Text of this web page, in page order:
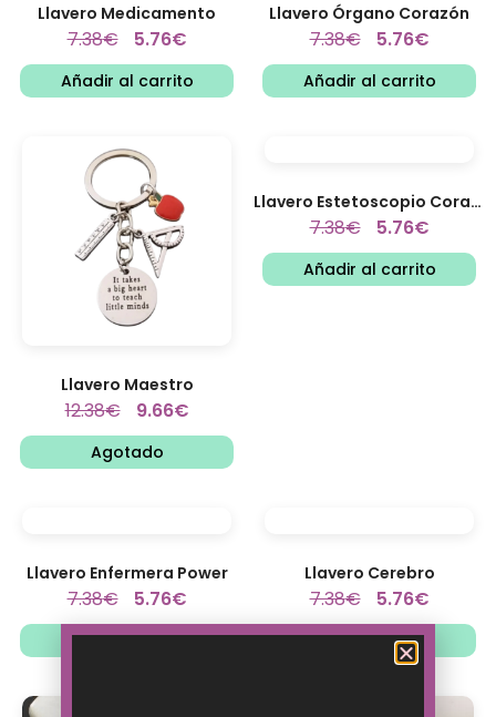
Llavero Medicamento
7.38€ 5.76€
Añadir al carrito
Llavero Órgano Corazón
7.38€ 5.76€
Añadir al carrito
Llavero Maestro
12.38€ 9.66€
Agotado
Llavero Estetoscopio Corazón
7.38€ 5.76€
Añadir al carrito
Llavero Enfermera Power
7.38€ 5.76€
Añadir al carrito
Llavero Cerebro
7.38€ 5.76€
Añadir al carrito